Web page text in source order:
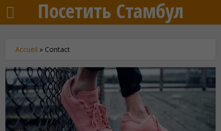
Посетить Стамбул
Accueil » Contact